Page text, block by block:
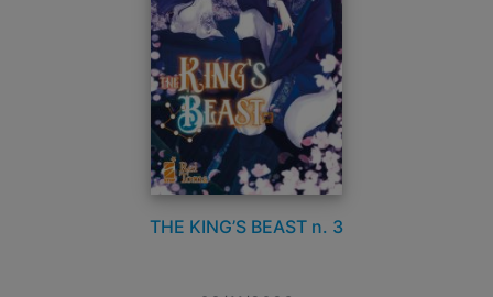
THE KING’S BEAST n. 3